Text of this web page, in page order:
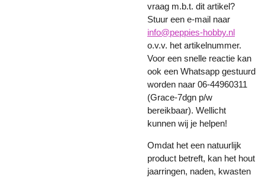
vraag m.b.t. dit artikel?
Stuur een e-mail naar
info@peppies-hobby.nl
o.v.v. het artikelnummer.
Voor een snelle reactie kan
ook een Whatsapp gestuurd
worden naar 06-44960311
(Grace-7dgn p/w
bereikbaar). Wellicht
kunnen wij je helpen!
Omdat het een natuurlijk
product betreft, kan het hout
jaarringen, naden, kwasten